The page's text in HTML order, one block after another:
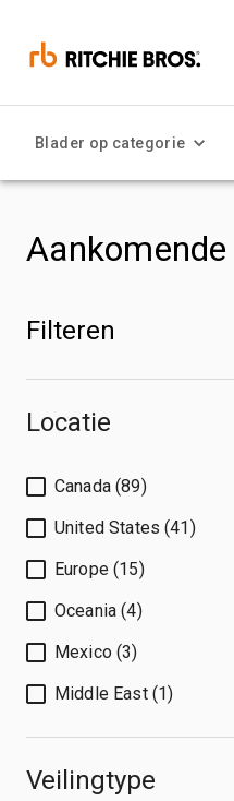
Blader op categorie
Filteren
Locatie
Canada (89)
United States (41)
Europe (15)
Oceania (4)
Mexico (3)
Middle East (1)
Veilingtype